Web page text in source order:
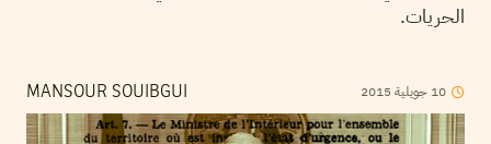
الحريات.
MANSOUR SOUIBGUI 10 جويلية 2015